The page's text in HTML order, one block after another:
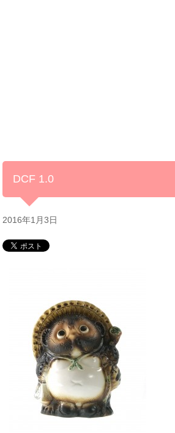
DCF 1.0
2016年1月3日